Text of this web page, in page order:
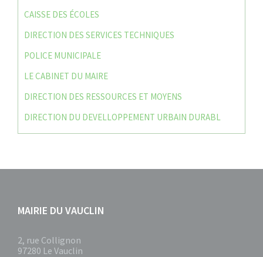
CAISSE DES ÉCOLES
DIRECTION DES SERVICES TECHNIQUES
POLICE MUNICIPALE
LE CABINET DU MAIRE
DIRECTION DES RESSOURCES ET MOYENS
DIRECTION DU DEVELLOPPEMENT URBAIN DURABL
MAIRIE DU VAUCLIN
2, rue Collignon
97280 Le Vauclin